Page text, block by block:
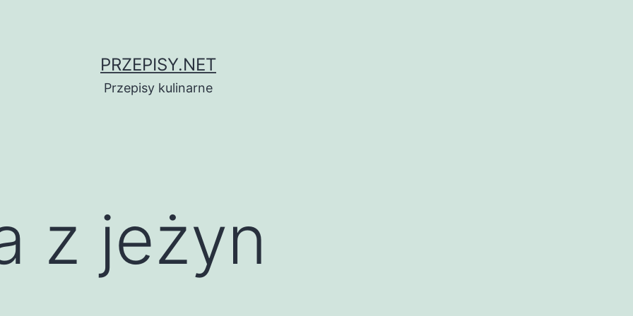
PRZEPISY.NET
Przepisy kulinarne
z jeżyn